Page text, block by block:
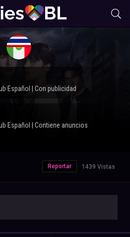
1439 Vistas
Reportar